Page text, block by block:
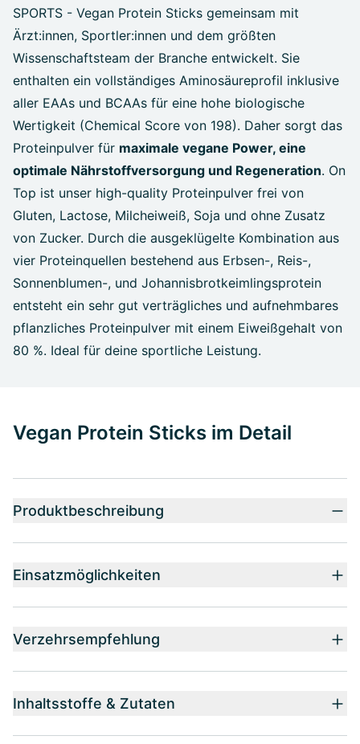
SPORTS - Vegan Protein Sticks gemeinsam mit
Ärzt:innen, Sportler:innen und dem größten
Wissenschaftsteam der Branche entwickelt. Sie
enthalten ein vollständiges Aminosäureprofil inklusive
aller EAAs und BCAAs für eine hohe biologische
Wertigkeit (Chemical Score von 198). Daher sorgt das
Proteinpulver für maximale vegane Power, eine
optimale Nährstoffversorgung und Regeneration. On
Top ist unser high-quality Proteinpulver frei von
Gluten, Lactose, Milcheiweiß, Soja und ohne Zusatz
von Zucker. Durch die ausgeklügelte Kombination aus
vier Proteinquellen bestehend aus Erbsen-, Reis-,
Sonnenblumen-, und Johannisbrotkeimlingsprotein
entsteht ein sehr gut verträgliches und aufnehmbares
pflanzliches Proteinpulver mit einem Eiweißgehalt von
80 %. Ideal für deine sportliche Leistung.
Vegan Protein Sticks im Detail
Produktbeschreibung
Einsatzmöglichkeiten
Verzehrsempfehlung
Inhaltsstoffe & Zutaten